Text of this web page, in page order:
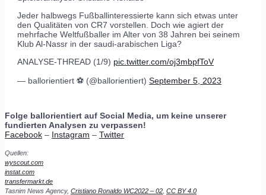
Jeder halbwegs Fußballinteressierte kann sich etwas unter
den Qualitäten von CR7 vorstellen. Doch wie agiert der
mehrfache Weltfußballer im Alter von 38 Jahren bei seinem
Klub Al-Nassr in der saudi-arabischen Liga?
ANALYSE-THREAD (1/9) pic.twitter.com/oj3mbpfToV
— ballorientiert ⚽️ (@ballorientiert) September 5, 2023
Folge ballorientiert auf Social Media, um keine unserer
fundierten Analysen zu verpassen!
Facebook – Instagram – Twitter
Quellen:
wyscout.com
instat.com
transfermarkt.de
Tasnim News Agency, Cristiano Ronaldo WC2022 – 02 CC BY 4.0